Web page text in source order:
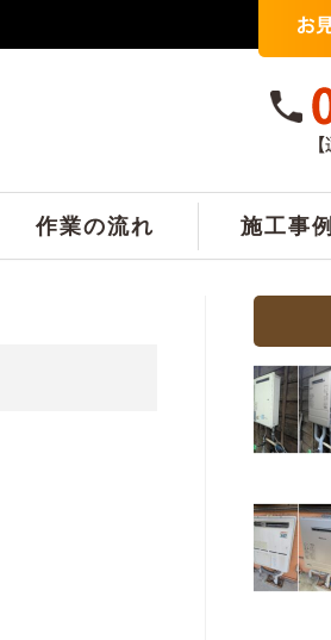
作業の流れ 施工事例